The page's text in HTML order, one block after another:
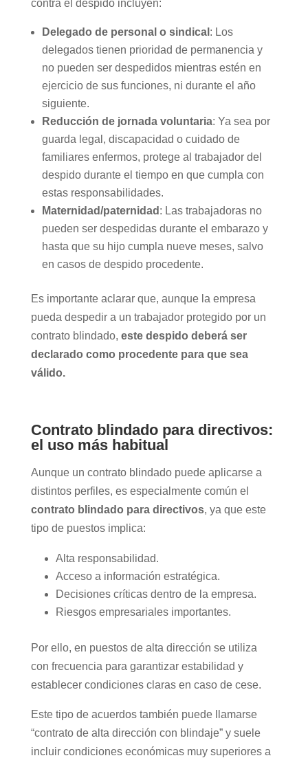
contra el despido incluyen:
Delegado de personal o sindical : Los
delegados tienen prioridad de permanencia y
no pueden ser despedidos mientras estén en
ejercicio de sus funciones, ni durante el año
siguiente.
Reducción de jornada voluntaria: Ya sea por
guarda legal, discapacidad o cuidado de
familiares enfermos, protege al trabajador del
despido durante el tiempo en que cumpla con
estas responsabilidades.
Maternidad/paternidad : Las trabajadoras no
pueden ser despedidas durante el embarazo y
hasta que su hijo cumpla nueve meses, salvo
en casos de despido procedente.
Es importante aclarar que, aunque la empresa
pueda despedir a un trabajador protegido por un
contrato blindado, este despido deberá ser
declarado como procedente para que sea
válido.
Contrato blindado para directivos:
el uso más habitual
Aunque un contrato blindado puede aplicarse a
distintos perfiles, es especialmente común el
contrato blindado para directivos, ya que este
tipo de puestos implica:
Alta responsabilidad.
Acceso a información estratégica.
Decisiones críticas dentro de la empresa.
Riesgos empresariales importantes.
Por ello, en puestos de alta dirección se utiliza
con frecuencia para garantizar estabilidad y
establecer condiciones claras en caso de cese.
Este tipo de acuerdos también puede llamarse
“contrato de alta dirección con blindaje” y suele
incluir condiciones económicas muy superiores a